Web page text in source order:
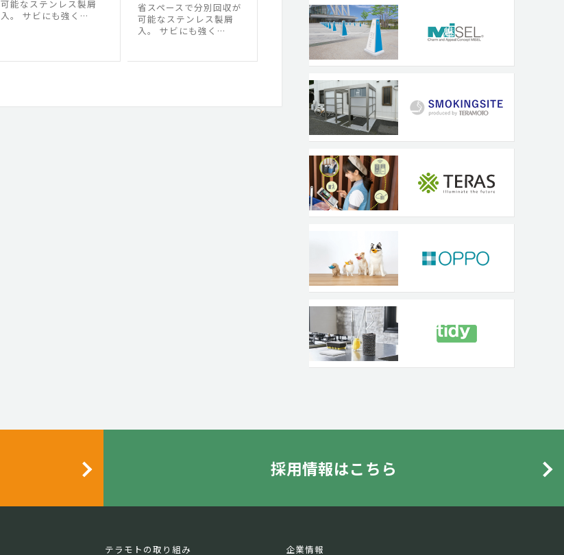
可能なステンレス製屑
入。 サビにも強く…
省スペースで分別回収が
可能なステンレス製屑
入。 サビにも強く…
採用情報はこちら
テラモトの取り組み 企業情報